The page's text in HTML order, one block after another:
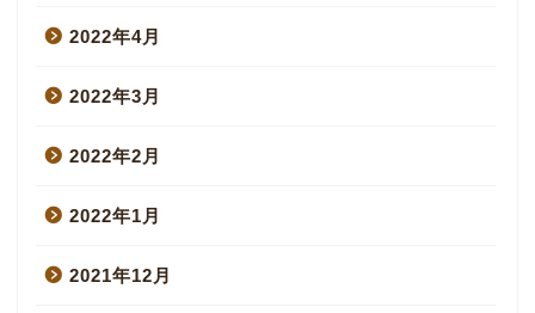
2022年4月
2022年3月
2022年2月
2022年1月
2021年12月